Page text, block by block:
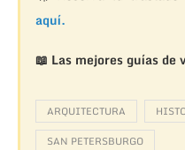
aquí.
📖 Las mejores guías de
ARQUITECTURA
SAN PETERSBURGO